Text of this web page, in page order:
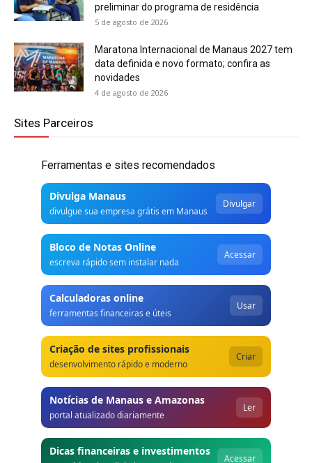
preliminar do programa de residência
5 de agosto de 2026
Maratona Internacional de Manaus 2027 tem
data definida e novo formato; confira as
novidades
4 de agosto de 2026
Sites Parceiros
Ferramentas e sites recomendados
Divulga Manaus
divulgue sua empresa grátis em Manaus
Divulgar
Bloco de Notas Online
escreva rápido sem instalar nada
Acessar
Calculadoras online
ferramentas financeiras e úteis
Usar
Criação de sites profissionais
desenvolvimento rápido e moderno
Criar
Notícias de Manaus e Amazonas
portal atualizado diariamente
Ler
Dicas financeiras e investimentos
Acessar